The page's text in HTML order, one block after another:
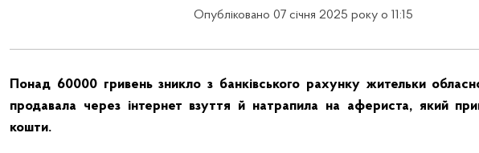
Опубліковано 07 січня 2025 року о 11:15
Понад 60000 гривень зникло з банківського рахунку жительки
продавала через інтернет взуття й натрапила на афериста, який
кошти.